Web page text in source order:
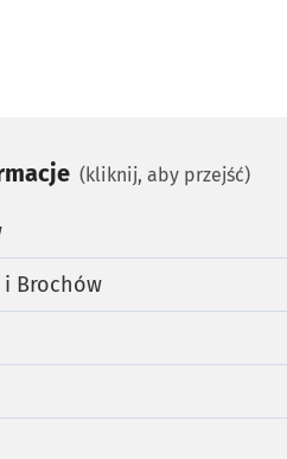
(kliknij, aby przejść)
i Brochów